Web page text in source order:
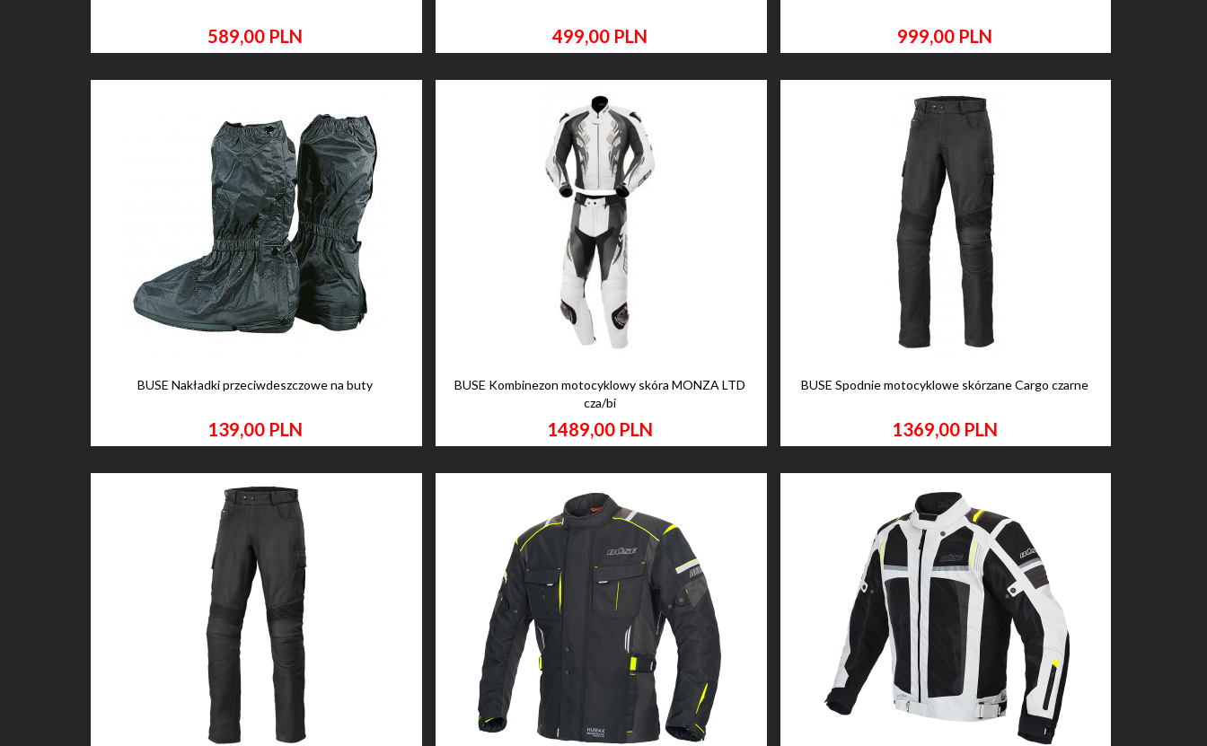
589,00 PLN 499,00 PLN 999,00 PLN
BUSE Nakładki przeciwdeszczowe na buty
139,00 PLN
BUSE Kombinezon motocyklowy skóra MONZA LTD
cza/bi
1489,00 PLN
BUSE Spodnie motocyklowe skórzane Cargo czarne
1369,00 PLN